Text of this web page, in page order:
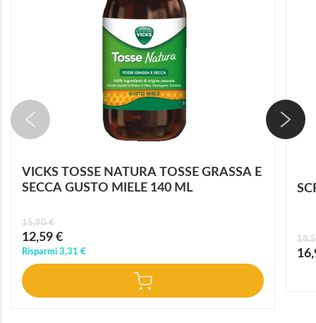
VICKS TOSSE NATURA TOSSE GRASSA E
SECCA GUSTO MIELE 140 ML
Prezzo
speciale
12,59 €
15,90 €
Risparmi 3,31 €